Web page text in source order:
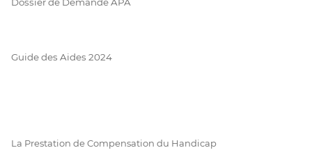
Guide des Aides 2024
La Prestation de Compensation du Handicap